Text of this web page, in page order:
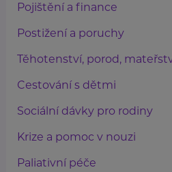
Pojištění a finance
Postižení a poruchy
Těhotenství, porod,
Cestování s dětmi
Sociální dávky pro rodiny
Krize a pomoc v nouzi
Paliativní péče